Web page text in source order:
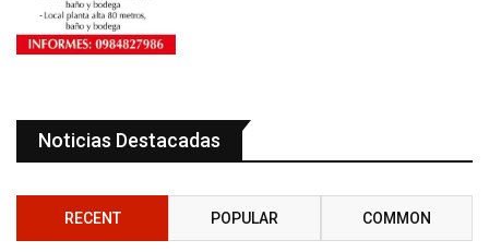
Noticias Destacadas
RECENT POPULAR COMMON